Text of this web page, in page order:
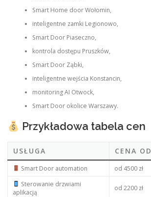
Smart Home door Wołomin,
inteligentne zamki Legionowo,
Smart Door Piaseczno,
kontrola dostępu Pruszków,
Smart Door Ząbki,
inteligentne wejścia Konstancin,
monitoring AI Otwock,
Smart Door okolice Warszawy.
Przykładowa tabela cen
USŁUGA CENA OD
Smart Door automation
od 4500 zł
Sterowanie drzwiami
aplikacją
od 2200 zł